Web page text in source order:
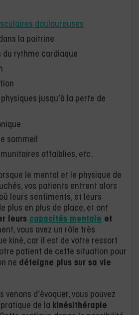
douloureuses
la poitrine
rythme cardiaque
jusqu’à la perte de
sommeil
affaiblies, etc.
le mental et le physique de
vos patients entrent alors
leurs sentiments, et leurs
plus en plus de place, et ont
leurs capacités mentale et
vous avez un rôle très
kiné, car il est de votre ressort
patient de cette situation pour
ne déteigne plus sur sa vie
venons d’évoquer, vous pouvez
de la kinésithérapie